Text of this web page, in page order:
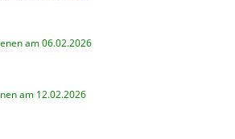
am 06.02.2026
am 12.02.2026